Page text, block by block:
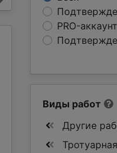
PRO-аккаунт
Виды работ
Другие